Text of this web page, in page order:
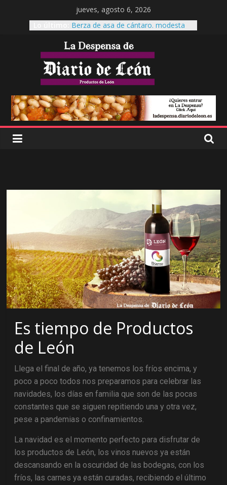
jueves, agosto 6, 2026
Berza de asa de cántaro. modesta
Cecinas Garrote
Cecinas Garrote Astorga, La cecina a
otro nivel.
Es tiempo de Productos de León
El garbanzo pico pardal, patrimonio
leonés
Es tiempo de Productos
de León
Llega el final de año, ya tenemos los fríos encima, y
poco a poco todos nos preparamos para celebrar las
navidades, los días en familia que son de las pocas
constantes que se siguen repitiendo una y otra vez,
pese a pandemias o confinamientos.
La navidad es el momento perfecto para disfrutar de
los productos de León, los vinos nuevos ya están
descansando en la oscuridad de las bodegas, con los
fríos, las carnes ya están curadas, recibiendo el último